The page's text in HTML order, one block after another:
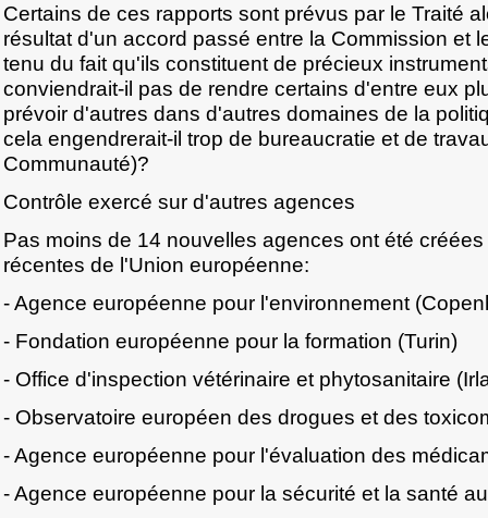
Certains de ces rapports sont prévus par le Traité
résultat d'un accord passé entre la Commission et
tenu du fait qu'ils constituent de précieux
conviendrait-il pas de rendre certains d'entre eux
prévoir d'autres dans d'autres domaines de la
cela engendrerait-il trop de bureaucratie et de
Communauté)?
Contrôle exercé sur d'autres agences
Pas moins de 14 nouvelles agences ont été
récentes de l'Union européenne:
- Agence européenne pour l'environnement
- Fondation européenne pour la formation (Turin)
- Office d'inspection vétérinaire et phytosanitaire
- Observatoire européen des drogues et des
- Agence européenne pour l'évaluation des
- Agence européenne pour la sécurité et la santé